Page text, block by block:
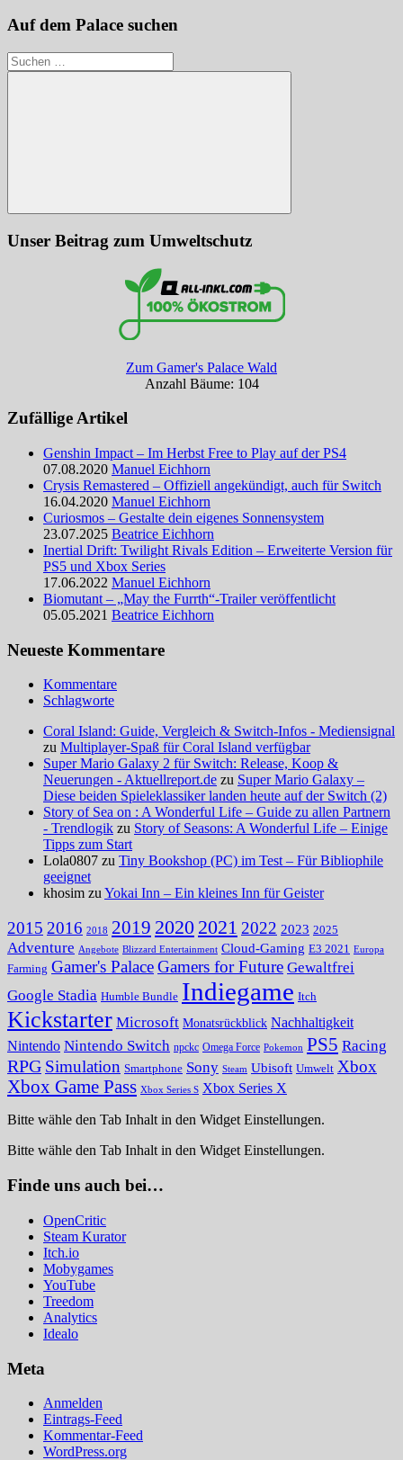
Auf dem Palace suchen
Suchen
nach:
Suchen
Unser Beitrag zum Umweltschutz
Zum Gamer's Palace Wald
Anzahl Bäume: 104
Zufällige Artikel
Genshin Impact – Im Herbst Free to Play auf der PS4
07.08.2020 Manuel Eichhorn
Crysis Remastered – Offiziell angekündigt, auch für Switch
16.04.2020 Manuel Eichhorn
Curiosmos – Gestalte dein eigenes Sonnensystem
23.07.2025 Beatrice Eichhorn
Inertial Drift: Twilight Rivals Edition – Erweiterte Version für
PS5 und Xbox Series
17.06.2022 Manuel Eichhorn
Biomutant – „May the Furrth“-Trailer veröffentlicht
05.05.2021 Beatrice Eichhorn
Neueste Kommentare
Kommentare
Schlagworte
Coral Island: Guide, Vergleich & Switch-Infos - Mediensignal
zu Multiplayer-Spaß für Coral Island verfügbar
Super Mario Galaxy 2 für Switch: Release, Koop &
Neuerungen - Aktuellreport.de zu Super Mario Galaxy –
Diese beiden Spieleklassiker landen heute auf der Switch (2)
Story of Sea on : A Wonderful Life – Guide zu allen Partnern
- Trendlogik zu Story of Seasons: A Wonderful Life – Einige
Tipps zum Start
Lola0807 zu Tiny Bookshop (PC) im Test – Für Bibliophile
geeignet
khosim zuYokai Inn – Ein kleines Inn für Geister
2015 2016 2018 2019 2020 2021 2022 2023 2025
Adventure Angebote Blizzard Entertainment Cloud-Gaming E3 2021 Europa
Farming Gamer's PalaceGamers for Future Gewaltfrei
Google Stadia Humble Bundle Indiegame Itch
Kickstarter Microsoft Monatsrückblick Nachhaltigkeit
Nintendo Nintendo Switch npckc Omega Force Pokemon PS5 Racing
RPG Simulation Smartphone Sony Steam Ubisoft Umwelt Xbox
Xbox Game Pass Xbox Series S Xbox Series X
Bitte wähle den Tab Inhalt in den Widget Einstellungen.
Bitte wähle den Tab Inhalt in den Widget Einstellungen.
Finde uns auch bei…
OpenCritic
Steam Kurator
Itch.io
Mobygames
YouTube
Treedom
Analytics
Idealo
Meta
Anmelden
Eintrags-Feed
Kommentar-Feed
WordPress.org